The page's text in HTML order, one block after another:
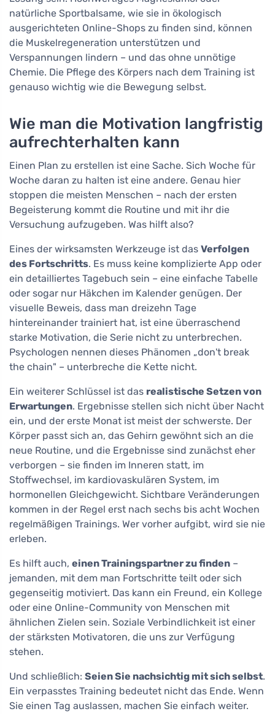
natürliche Sportbalsame, wie sie in ökologisch
ausgerichteten Online-Shops zu finden sind, können
die Muskelregeneration unterstützen und
Verspannungen lindern – und das ohne unnötige
Chemie. Die Pflege des Körpers nach dem Training ist
genauso wichtig wie die Bewegung selbst.
Wie man die Motivation langfristig
aufrechterhalten kann
Einen Plan zu erstellen ist eine Sache. Sich Woche für
Woche daran zu halten ist eine andere. Genau hier
stoppen die meisten Menschen – nach der ersten
Begeisterung kommt die Routine und mit ihr die
Versuchung aufzugeben. Was hilft also?
Eines der wirksamsten Werkzeuge ist das Verfolgen
des Fortschritts. Es muss keine komplizierte App oder
ein detailliertes Tagebuch sein – eine einfache Tabelle
oder sogar nur Häkchen im Kalender genügen. Der
visuelle Beweis, dass man dreizehn Tage
hintereinander trainiert hat, ist eine überraschend
starke Motivation, die Serie nicht zu unterbrechen.
Psychologen nennen dieses Phänomen „don't break
the chain" – unterbreche die Kette nicht.
Ein weiterer Schlüssel ist das realistische Setzen von
Erwartungen. Ergebnisse stellen sich nicht über Nacht
ein, und der erste Monat ist meist der schwerste. Der
Körper passt sich an, das Gehirn gewöhnt sich an die
neue Routine, und die Ergebnisse sind zunächst eher
verborgen – sie finden im Inneren statt, im
Stoffwechsel, im kardiovaskulären System, im
hormonellen Gleichgewicht. Sichtbare Veränderungen
kommen in der Regel erst nach sechs bis acht Wochen
regelmäßigen Trainings. Wer vorher aufgibt, wird sie nie
erleben.
Es hilft auch, einen Trainingspartner zu finden –
jemanden, mit dem man Fortschritte teilt oder sich
gegenseitig motiviert. Das kann ein Freund, ein Kollege
oder eine Online-Community von Menschen mit
ähnlichen Zielen sein. Soziale Verbindlichkeit ist einer
der stärksten Motivatoren, die uns zur Verfügung
stehen.
Und schließlich: Seien Sie nachsichtig mit sich selbst.
Ein verpasstes Training bedeutet nicht das Ende. Wenn
Sie einen Tag auslassen, machen Sie einfach weiter.